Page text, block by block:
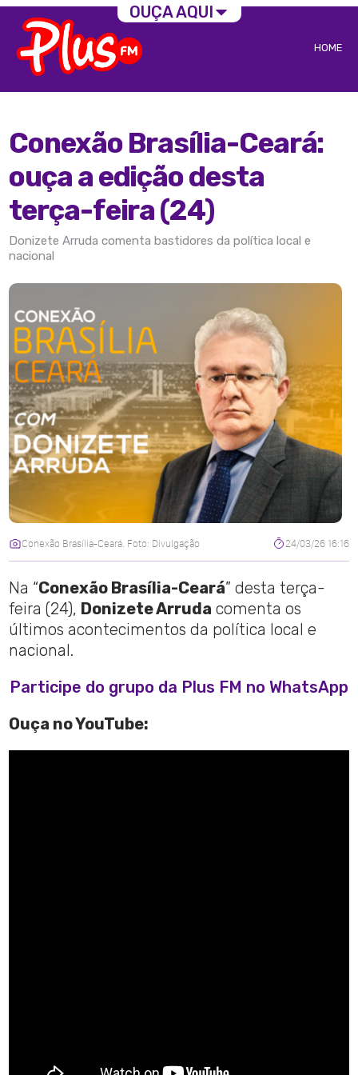
HOME
Conexão Brasília-Ceará:
ouça a edição desta
terça-feira (24)
Donizete Arruda comenta bastidores da política local e
nacional
Conexão Brasília-Ceará. Foto: Divulgação 24/03/26 16:16
Na “Conexão Brasília-Ceará” desta terça-
feira (24), Donizete Arruda comenta os
últimos acontecimentos da política local e
nacional.
Participe do grupo da Plus FM no WhatsApp
Ouça no YouTube:
OUÇA AQUI